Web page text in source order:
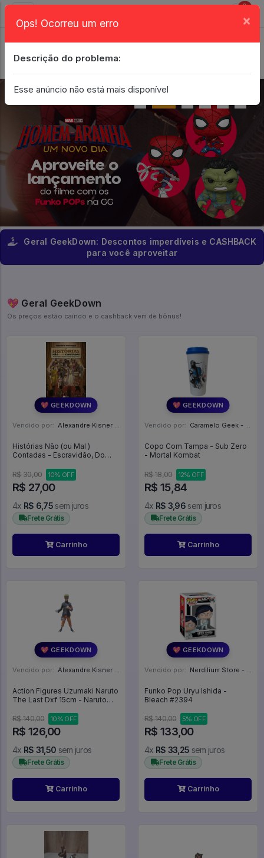
0
Geral GeekDown: Descontos imperdíveis e CASHBACK
para você aproveitar
💖 Geral GeekDown
Os preços estão caindo e o cashback vem de bônus!
💖 GEEKDOWN
Vendido por: Alexandre Kisner - PR
Histórias Não (ou Mal )
Contadas - Escravidão, Do
Histórias #1
R$ 30,00 10% OFF
R$ 27,00
4x R$ 6,75 sem juros
Frete Grátis
Carrinho
💖 GEEKDOWN
Vendido por: Caramelo Geek - DF
Copo Com Tampa - Sub Zero
- Mortal Kombat
R$ 18,00 12% OFF
R$ 15,84
4x R$ 3,96 sem juros
Frete Grátis
Carrinho
💖 GEEKDOWN
Vendido por: Alexandre Kisner - PR
Action Figures Uzumaki Naruto
The Last Dxf 15cm - Naruto
R$ 140,00
10% OFF
R$ 126,00
4x R$ 31,50 sem juros
Frete Grátis
Carrinho
💖 GEEKDOWN
Vendido por: Nerdilium Store - SP
Funko Pop Uryu Ishida -
Bleach #2394
R$ 140,00 5% OFF
R$ 133,00
4x R$ 33,25 sem juros
Frete Grátis
Carrinho
Ops! Ocorreu um erro ×
Descrição do problema:
Esse anúncio não está mais disponível